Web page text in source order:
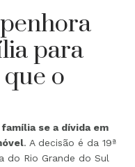
para
o
se a dívida em
. A decisão é da 19ª
do Rio Grande do Sul